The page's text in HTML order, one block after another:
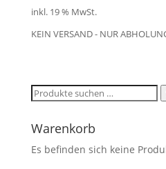
war:
109,99 €99,99 €.
inkl. 19 % MwSt.
KEIN VERSAND - NUR
Suchen
Warenkorb
Es befinden sich keine